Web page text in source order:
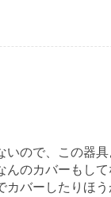
ので、この器具
のカバーもし
バーしたりほ